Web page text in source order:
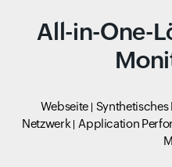
All-in-One-
Webseite
Netzwerk
Application